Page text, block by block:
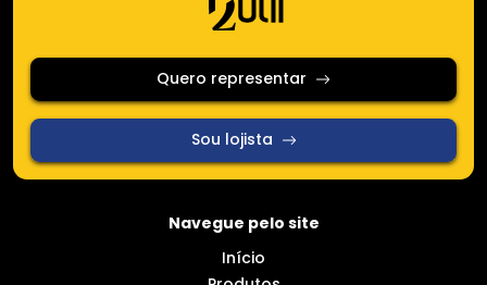
Quero representar
Sou lojista
Navegue pelo site
Início